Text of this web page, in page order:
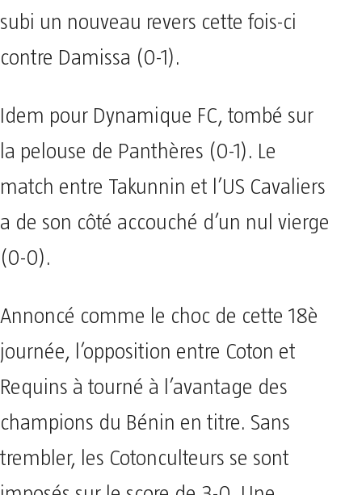
subi un nouveau revers cette fois-ci
contre Damissa (0-1).
Idem pour Dynamique FC, tombé sur
la pelouse de Panthères (0-1). Le
match entre Takunnin et l’US Cavaliers
a de son côté accouché d’un nul vierge
(0-0).
Annoncé comme le choc de cette 18è
journée, l’opposition entre Coton et
Requins à tourné à l’avantage des
champions du Bénin en titre. Sans
trembler, les Cotonculteurs se sont